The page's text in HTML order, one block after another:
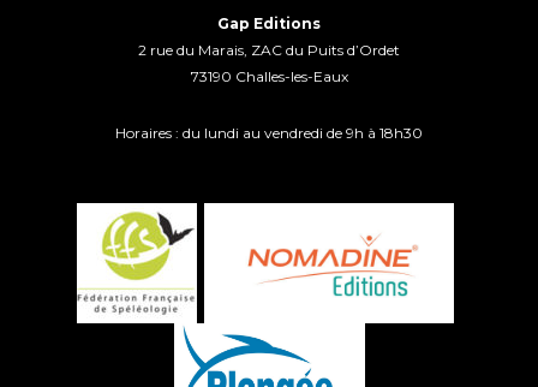
Gap Editions
2 rue du Marais, ZAC du Puits d’Ordet
73190 Challes-les-Eaux
Horaires : du lundi au vendredi de 9h à 18h30